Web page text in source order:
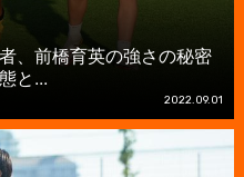
、前橋育英の強さの秘密
と...
2022.09.01